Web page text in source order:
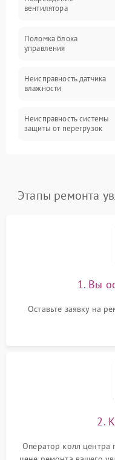
Датчики
вентилятора
Поломка блока
управления
Неисправность датчика
влажности
Неисправность системы
защиты от перегрузок
Повреждение системы
перенапряжения
Этапы ремонта
1. Вы
Оставьте заявку на
2.
Оператор колл центра